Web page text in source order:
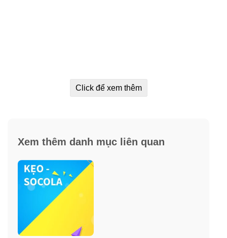
Click để xem thêm
Xem thêm danh mục liên quan